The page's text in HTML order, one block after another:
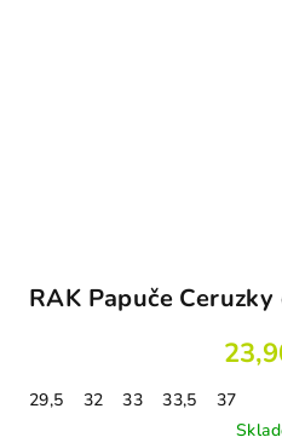
RAK Papuče
29,5 32 33 33,5
37